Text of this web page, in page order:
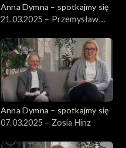
Anna Dymna – spotkajmy się
21.03.2025 – Przemysław
Anna Dymna – spotkajmy się
07.03.2025 – Zosia Hinz